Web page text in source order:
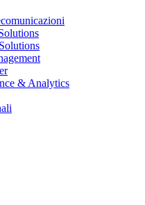
& Analytics